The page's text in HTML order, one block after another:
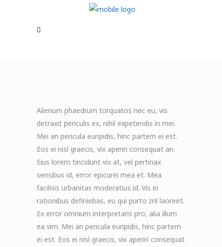
Alienum phaedrum torquatos nec eu, vis
detraxit periculis ex, nihil expetendis in mei.
Mei an pericula euripidis, hinc partem ei est.
Eos ei nisl graecis, vix aperiri consequat an.
Eius lorem tincidunt vix at, vel pertinax
sensibus id, error epicurei mea et. Mea
facilisis urbanitas moderatius id. Vis ei
rationibus definiebas, eu qui purto zril laoreet.
Ex error omnium interpretaris pro, alia illum
ea vim. Mei an pericula euripidis, hinc partem
ei est. Eos ei nisl graecis, vix aperiri consequat